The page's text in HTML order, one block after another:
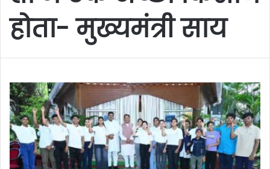
होता- मुख्यमंत्री साय